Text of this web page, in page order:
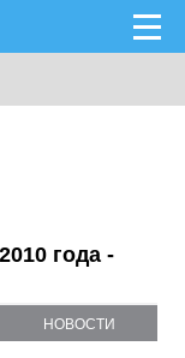
года -
НОВОСТИ